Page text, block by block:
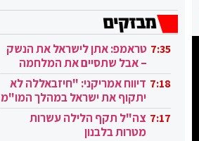
7:35 טראמפ: אתן לישראל את הנשק
– אבל שתסיים את המלחמה
בעזה 7:18 דיווח אמריקני: "חיזבאללה לא
יתקוף את ישראל במהלך המו"מ
בקטאר" 7:17 צה"ל תקף הלילה עשרות
מטרות בלבנון